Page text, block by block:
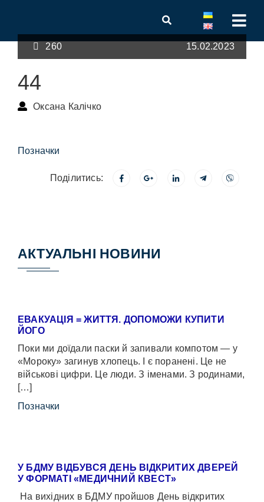
260 15.02.2023
44
Оксана Калічко
Позначки
Поділитись:
АКТУАЛЬНІ НОВИНИ
ЕВАКУАЦІЯ = ЖИТТЯ. ДОПОМОЖИ КУПИТИ
ЙОГО
Поки ми доїдали паски й запивали компотом — у
«Мороку» загинув хлопець. І є поранені. Це не
військові цифри. Це люди. З іменами. З родинами,
[…]
Позначки
У БДМУ ВІДБУВСЯ ДЕНЬ ВІДКРИТИХ ДВЕРЕЙ
У ФОРМАТІ «МЕДИЧНИЙ КВЕСТ»
На вихідних в БДМУ пройшов День відкритих